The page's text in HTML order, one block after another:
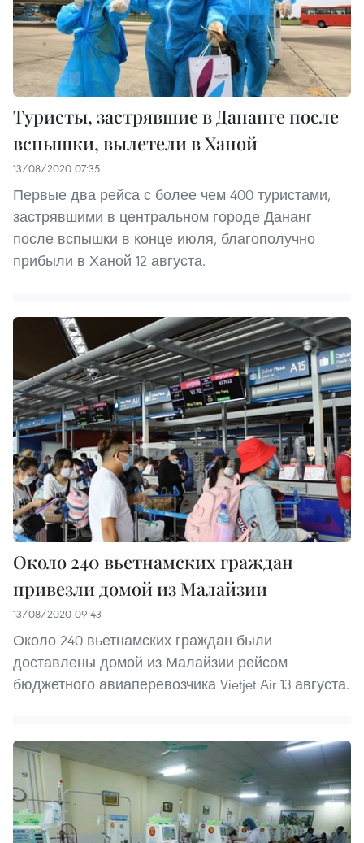
Туристы, застрявшие в Дананге после
вспышки, вылетели в Ханой
13/08/2020 07:35
Первые два рейса с более чем 400 туристами,
застрявшими в центральном городе Дананг
после вспышки в конце июля, благополучно
прибыли в Ханой 12 августа.
Около 240 вьетнамских граждан
привезли домой из Малайзии
13/08/2020 09:43
Около 240 вьетнамских граждан были
доставлены домой из Малайзии рейсом
бюджетного авиаперевозчика Vietjet Air 13 августа.